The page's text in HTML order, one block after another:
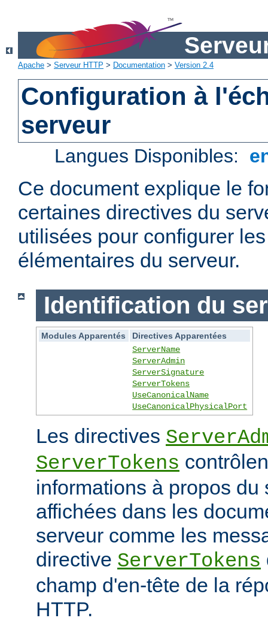
Apache > Serveur HTTP > Documentation > Version 2.4
Configuration à
serveur
Langues Disponibles:
Ce document explique le
certaines directives du
utilisées pour configurer
élémentaires du serveur.
Identification du
Modules Apparentés
Directives Apparentées
ServerName
ServerAdmin
ServerSignature
ServerTokens
UseCanonicalName
UseCanonicalPhysicalPort
Les directives
ServerTokens
informations à propos du
affichées dans les
serveur comme les
directive ServerTokens
champ d'en-tête de la
HTTP.